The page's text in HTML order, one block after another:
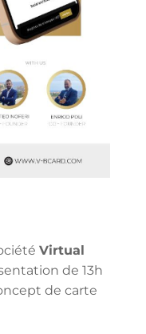
Virtual
de 13h
de carte